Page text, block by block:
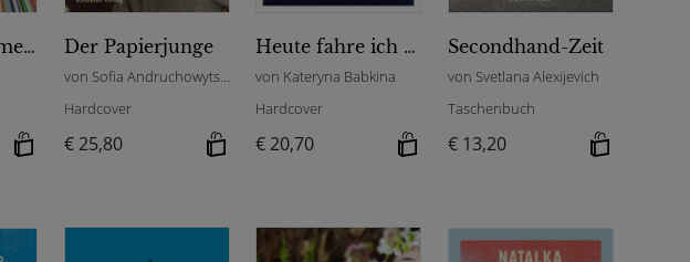
Märchen aus meinem Luftschutzkeller Der Papierjunge
von Sofia Andruchowytsch
Hardcover
€ 25,80
Heute fahre ich nach Morgen
von Kateryna Babkina
Hardcover
€ 20,70
Secondhand-Zeit
von Svetlana Alexijevich
Taschenbuch
€ 13,20